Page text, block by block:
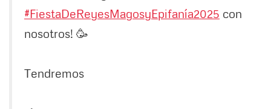
#FiestaDeReyesMagosyEpifanía2025 con
nosotros! 🥳
Tendremos